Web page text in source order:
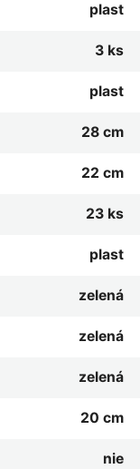
plast
3 ks
plast
28 cm
22 cm
23 ks
plast
zelená
zelená
zelená
20 cm
nie